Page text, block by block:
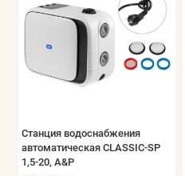
Циркуляционные насосы
Показать все
Станция водоснабжения
автоматическая CLASSIC-SP
1,5-20, A&P